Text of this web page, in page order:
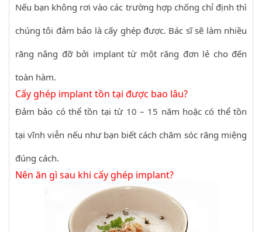
Nếu bạn không rơi vào các trường hợp chống chỉ định thì
chúng tôi đảm bảo là cấy ghép được. Bác sĩ sẽ làm nhiều
răng nâng đỡ bởi implant từ một răng đơn lẻ cho đến
toàn hàm.
Cấy ghép implant tồn tại được bao lâu?
Đảm bảo có thể tồn tại từ 10 – 15 năm hoặc có thể tồn
tại vĩnh viễn nếu như bạn biết cách chăm sóc răng miệng
đúng cách.
Nên ăn gì sau khi cấy ghép implant?